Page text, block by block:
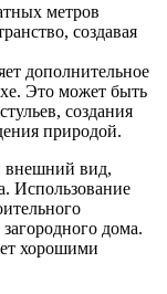
метров
создавая
дополнительное
Это может быть
создания
природой.
внешний вид,
Использование
дома.
хорошими